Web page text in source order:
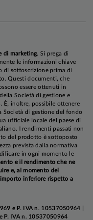
contro Bund
dello spread sul
al carry elevato
di marketing. Si prega di
le informazioni chiave
di sottoscrizione prima di
Questi documenti, che
essere ottenuti in
Società di gestione e
È, inoltre, possibile ottenere
Società di gestione del fondo
ufficiale locale del paese di
I rendimenti passati non
del prodotto è sottoposto
prevista dalla normativa
in ogni momento le
e il rendimento che ne
e, al momento del
inferiore rispetto a
e P. IVA n. 10537050964 |
P. IVA n. 10537050964